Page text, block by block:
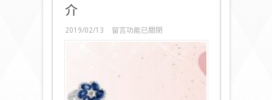
介
2019/02/13
在
留言功能已關閉